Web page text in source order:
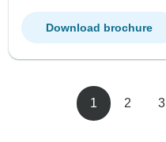
Download brochure
1 2 3